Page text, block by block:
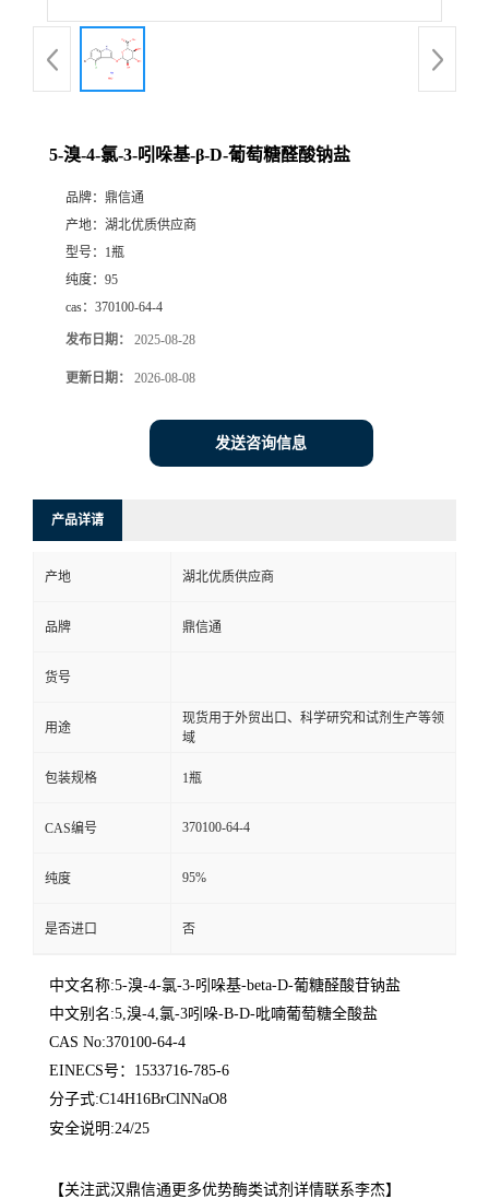
5-溴-4-氯-3-吲哚基-β-D-葡萄糖醛酸钠盐
品牌： 鼎信通
产地： 湖北优质供应商
型号： 1瓶
纯度： 95
cas： 370100-64-4
发布日期： 2025-08-28
更新日期： 2026-08-08
发送咨询信息
产品详请
产地 湖北优质供应商
品牌 鼎信通
货号
用途
现货用于外贸出口、科学研究和试剂生产等领
域
包装规格 1瓶
CAS编号 370100-64-4
纯度 95%
是否进口 否
中文名称:5-溴-4-氯-3-吲哚基-beta-D-葡糖醛酸苷钠盐
中文别名:5,溴-4,氯-3吲哚-Β-D-吡喃葡萄糖全酸盐
CAS No:370100-64-4
EINECS号：1533716-785-6
分子式:C14H16BrClNNaO8
安全说明:24/25
【关注武汉鼎信通更多优势酶类试剂详情联系李杰】